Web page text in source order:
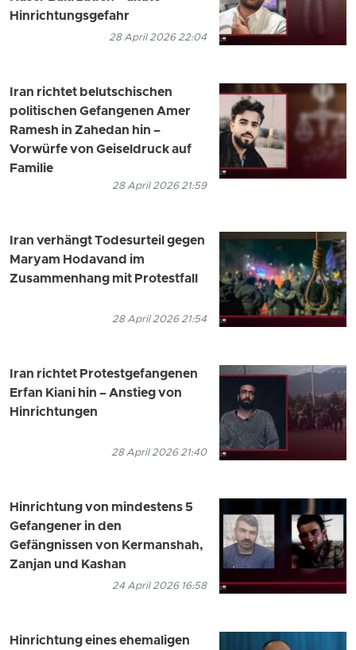
Hinrichtungsgefahr
28 April 2026 22:04
Iran richtet belutschischen
politischen Gefangenen Amer
Ramesh in Zahedan hin –
Vorwürfe von Geiseldruck auf
Familie
28 April 2026 21:59
Iran verhängt Todesurteil gegen
Maryam Hodavand im
Zusammenhang mit Protestfall
28 April 2026 21:54
Iran richtet Protestgefangenen
Erfan Kiani hin – Anstieg von
Hinrichtungen
28 April 2026 21:40
Hinrichtung von mindestens 5
Gefangener in den
Gefängnissen von Kermanshah,
Zanjan und Kashan
24 April 2026 16:58
Hinrichtung eines ehemaligen